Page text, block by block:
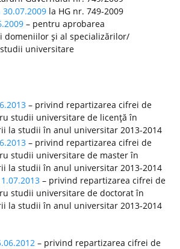
30.07.2009 la HG nr. 749-2009
– pentru aprobarea
domeniilor şi al specializărilor/
universitare
– privind repartizarea cifrei de
studii universitare de licenţă în
la studii în anul universitar 2013-2014
– privind repartizarea cifrei de
studii universitare de master în
la studii în anul universitar 2013-2014
– privind repartizarea cifrei de
studii universitare de doctorat în
la studii în anul universitar 2013-2014
– privind repartizarea cifrei de